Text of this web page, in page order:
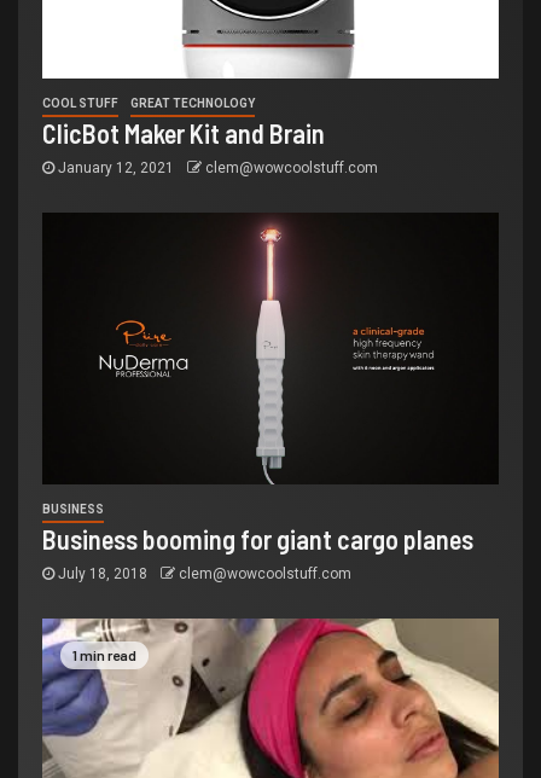
COOL STUFF GREAT TECHNOLOGY
ClicBot Maker Kit and Brain
January 12, 2021 clem@wowcoolstuff.com
BUSINESS
Business booming for giant cargo planes
July 18, 2018 clem@wowcoolstuff.com
1 min read